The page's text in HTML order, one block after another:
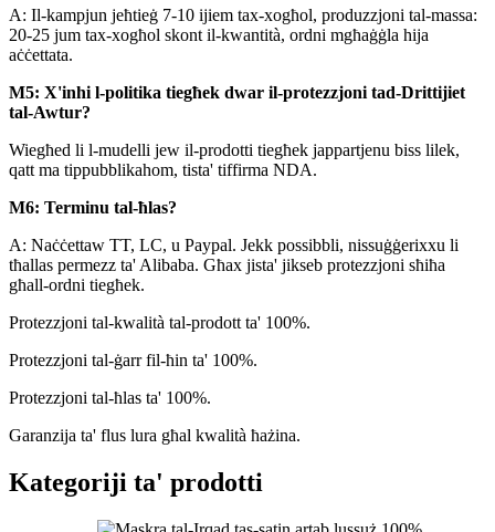
A: Il-kampjun jeħtieġ 7-10 ijiem tax-xogħol, produzzjoni tal-massa:
20-25 jum tax-xogħol skont il-kwantità, ordni mgħaġġla hija
aċċettata.
M5: X'inhi l-politika tiegħek dwar il-protezzjoni tad-Drittijiet
tal-Awtur?
Wiegħed li l-mudelli jew il-prodotti tiegħek jappartjenu biss lilek,
qatt ma tippubblikahom, tista' tiffirma NDA.
M6: Terminu tal-ħlas?
A: Naċċettaw TT, LC, u Paypal. Jekk possibbli, nissuġġerixxu li
tħallas permezz ta' Alibaba. Għax jista' jikseb protezzjoni sħiħa
għall-ordni tiegħek.
Protezzjoni tal-kwalità tal-prodott ta' 100%.
Protezzjoni tal-ġarr fil-ħin ta' 100%.
Protezzjoni tal-ħlas ta' 100%.
Garanzija ta' flus lura għal kwalità ħażina.
Kategoriji ta' prodotti